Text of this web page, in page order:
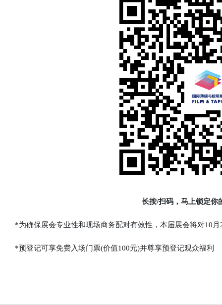
长按/扫码，马上锁定你
*为确保展会专业性和现场商务配对有效性，本届展会将对10月
*预登记可享免费入场门票(价值100元)并尊享预登记观众福利